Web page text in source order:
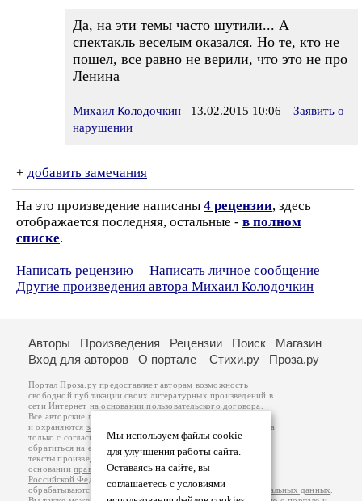
Да, на эти темы часто шутили... А
спектакль веселым оказался. Но те, кто не
пошел, все равно не верили, что это не про
Ленина
Михаил Колодочкин 13.02.2015 10:06
Заявить о
нарушении
+ добавить замечания
На это произведение написаны 4 рецензии, здесь
отображается последняя, остальные - в полном
списке.
Написать рецензию
Написать личное сообщение
Другие произведения автора Михаил Колодочкин
Мы используем файлы cookie
для улучшения работы сайта.
Оставаясь на сайте, вы
соглашаетесь с условиями
Авторы Произведения Рецензии Поиск
Магазин
Вход для авторов
О портале Стихи.ру Проза.ру
Портал Проза.ру предоставляет авторам возможность
свободной публикации своих литературных произведений в
сети Интернет на основаниипользовательского договора
Все авторские права на произведения принадлежат авторам
и охраняются законом
. Перепечатка произведений возможна
только с согласия его автора, к которому вы можете
обратиться на его авторской странице. Ответственность за
тексты произведений авторы несут самостоятельно на
основанииправил публикацииизаконодательства
Российской Федерации
обрабатываются на основанииПолитики обработки персональных данных